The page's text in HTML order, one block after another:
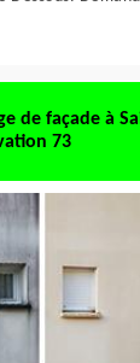
de façade à
73